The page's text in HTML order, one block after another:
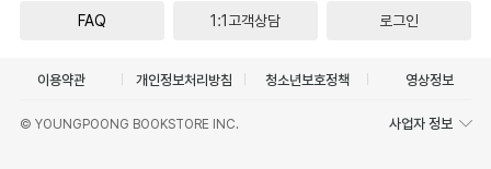
FAQ 1:1고객상담 로그인
이용약관 개인정보처리방침 청소년보호정책 영상정보
© YOUNGPOONG BOOKSTORE INC. 사업자 정보